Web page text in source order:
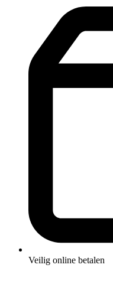
Veilig online betalen